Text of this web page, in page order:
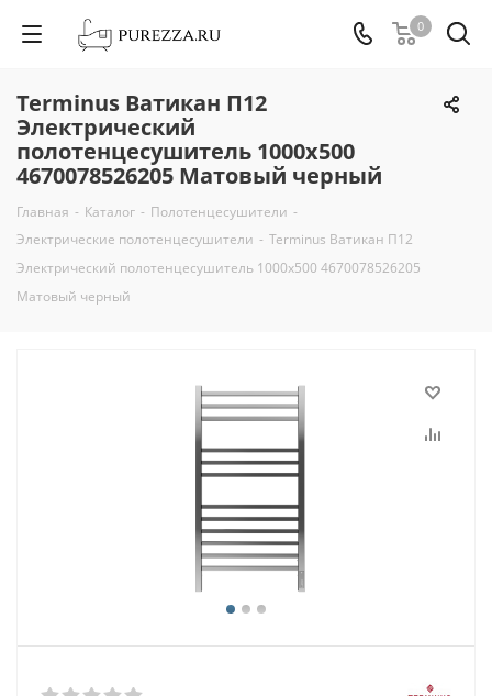
0
Terminus Ватикан П12
Электрический
полотенцесушитель 1000х500
4670078526205 Матовый черный
Главная - Каталог - Полотенцесушители -
Электрические полотенцесушители - Terminus Ватикан П12
Электрический полотенцесушитель 1000х500 4670078526205
Матовый черный